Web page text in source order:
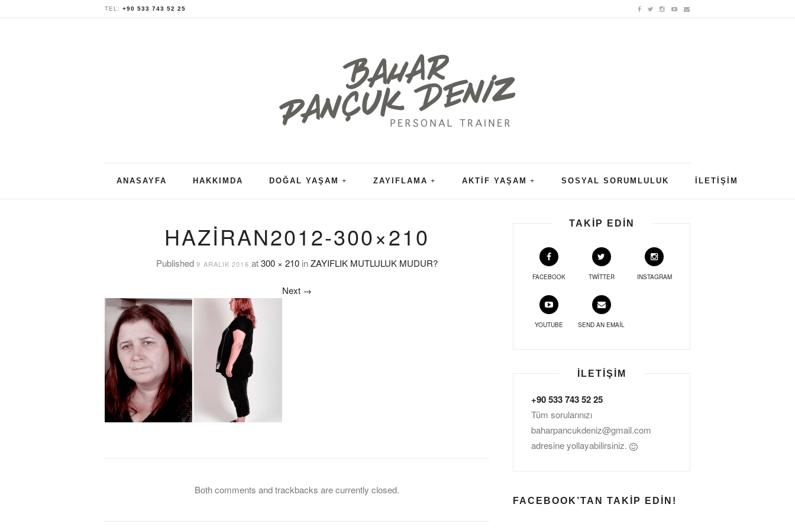
TEL: +90 533 743 52 25
ANASAYFA HAKKIMDA DOĞAL YAŞAM ZAYIFLAMA AKTIF YAŞAM SOSYAL SORUMLULUK İLETIŞIM
HAZIRAN2012-300×210
Published9 ARALIK 2016 at300 × 210inZAYIFLIK MUTLULUK MUDUR?
Next →
Both comments and trackbacks are currently closed.
TAKIP EDIN
FACEBOOK TWITTER INSTAGRAM
YOUTUBE SEND AN EMAIL
İLETIŞIM
+90 533 743 52 25
Tüm sorularınızı
baharpancukdeniz@gmail.com
adresine yollayabilirsiniz.
FACEBOOK’TAN TAKIP EDIN!